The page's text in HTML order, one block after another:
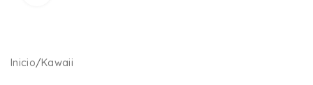
Inicio/Kawaii